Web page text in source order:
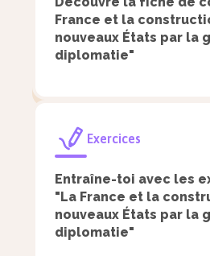
(24 juin).
L’Autriche négocie un
de Zurich, 10 novembre
Cavour et Garibaldi
réaliser en partie l’unité
royaume d’Italie est
France et la
nouveaux États par la
diplomatie"
Exercices
Entraîne-toi avec les
"La France et la
nouveaux États par la
diplomatie"